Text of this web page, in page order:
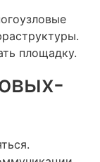
площадку.